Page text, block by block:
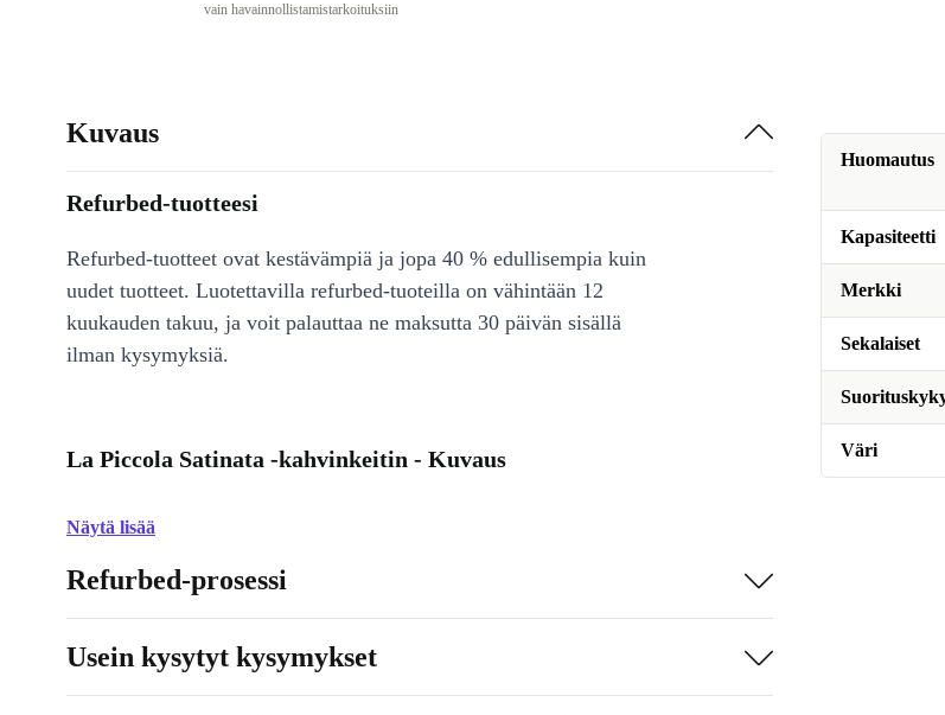
vain havainnollistamistarkoituksiin
Huomautus
Kapasiteetti
Merkki
Sekalaiset
Väri
Kuvaus
Refurbed-tuotteesi
Refurbed-tuotteet ovat kestävämpiä ja jopa 40 % edullisempia kuin
uudet tuotteet. Luotettavilla refurbed-tuoteilla on vähintään 12
kuukauden takuu, ja voit palauttaa ne maksutta 30 päivän sisällä
ilman kysymyksiä.
La Piccola Satinata -kahvinkeitin - Kuvaus
Näytä lisää
Refurbed-prosessi
Usein kysytyt kysymykset